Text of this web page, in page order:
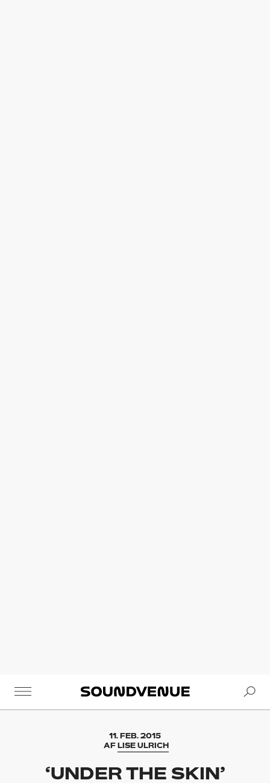
Soundvenue
11. FEB. 2015
AF LISE ULRICH
‘UNDER THE SKIN’